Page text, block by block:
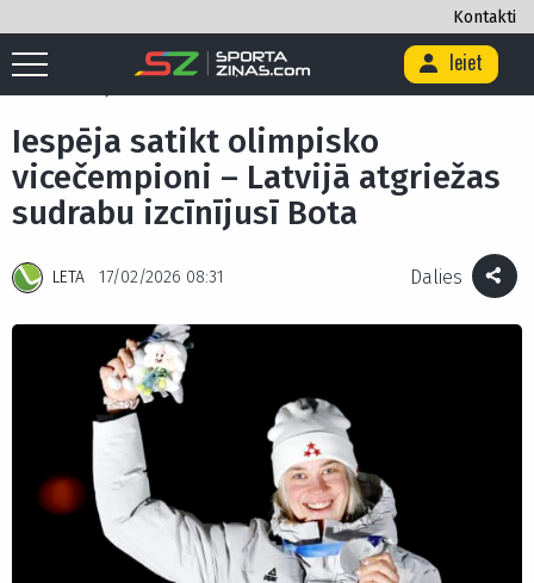
Kontakti
Ieiet
Sākums
Iespēja satikt olimpisko vicečempioni – Latvijā atgriežas
Iespēja satikt olimpisko
vicečempioni – Latvijā atgriežas
sudrabu izcīnījusī Bota
LETA 17/02/2026 08:31 Dalies